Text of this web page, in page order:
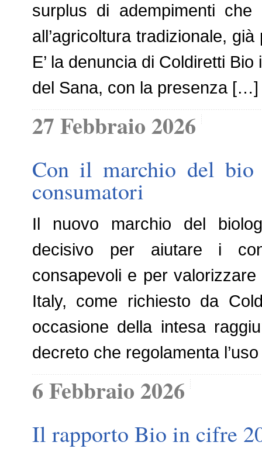
surplus di adempimenti
all’agricoltura tradizionale,
E’ la denuncia di Coldiretti
del Sana, con la presenza […]
27 Febbraio 2026
Con il marchio del bio
consumatori
Il nuovo marchio del
decisivo per aiutare i
consapevoli e per
Italy, come richiesto da
occasione della intesa
decreto che regolamenta
6 Febbraio 2026
Il rapporto Bio in cifre